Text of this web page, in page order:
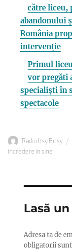
către liceu,
abandonului
România
intervenție
Primul
vor pregăti
specialiști în
spectacole
Autor
Radio Itsy Bitsy
incredere in sine
Lasă
Adresa ta de
obligatorii